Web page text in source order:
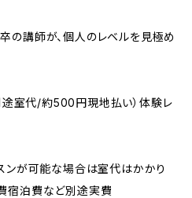
の講師が、個人のレベルを見極め
室代/約500円現地払い）体験レ
ンが可能な場合は室代はかかり
宿泊費など別途実費